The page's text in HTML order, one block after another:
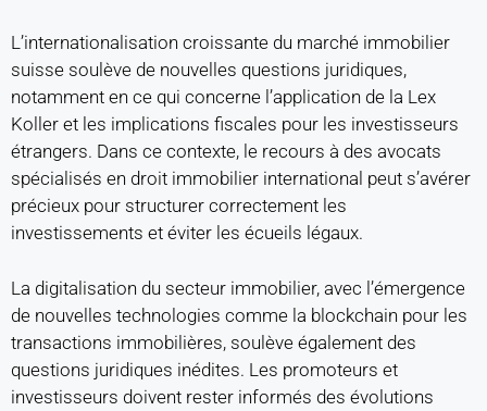
L’internationalisation croissante du marché immobilier
suisse soulève de nouvelles questions juridiques,
notamment en ce qui concerne l’application de la Lex
Koller et les implications fiscales pour les investisseurs
étrangers. Dans ce contexte, le recours à des avocats
spécialisés en droit immobilier international peut s’avérer
précieux pour structurer correctement les
investissements et éviter les écueils légaux.
La digitalisation du secteur immobilier, avec l’émergence
de nouvelles technologies comme la blockchain pour les
transactions immobilières, soulève également des
questions juridiques inédites. Les promoteurs et
investisseurs doivent rester informés des évolutions